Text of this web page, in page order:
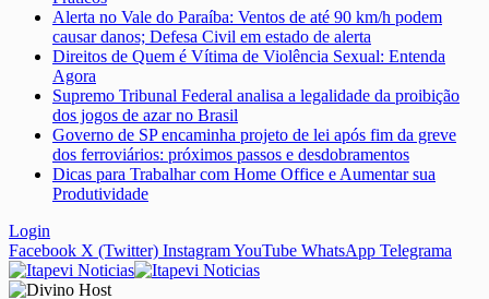
Alerta no Vale do Paraíba: Ventos de até 90 km/h podem
causar danos; Defesa Civil em estado de alerta
Direitos de Quem é Vítima de Violência Sexual: Entenda
Agora
Supremo Tribunal Federal analisa a legalidade da proibição
dos jogos de azar no Brasil
Governo de SP encaminha projeto de lei após fim da greve
dos ferroviários: próximos passos e desdobramentos
Dicas para Trabalhar com Home Office e Aumentar sua
Produtividade
Login
Facebook X (Twitter) InstagramYouTube WhatsApp Telegrama